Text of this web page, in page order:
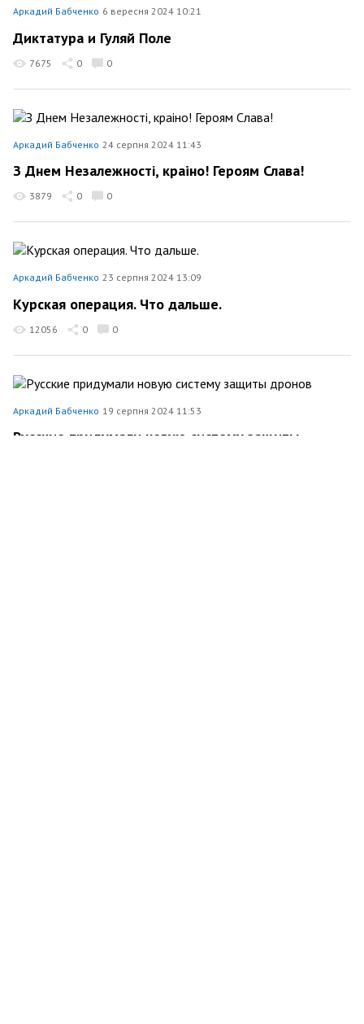
Аркадий Бабченко 6 вересня 2024 10:21
Диктатура и Гуляй Поле
7675 0 0
Аркадий Бабченко 24 серпня 2024 11:43
З Днем Незалежності, краiно! Героям Слава!
3879 0 0
Аркадий Бабченко 23 серпня 2024 13:09
Курская операция. Что дальше.
12056 0 0
Аркадий Бабченко 19 серпня 2024 11:53
Русские придумали новую систему защиты